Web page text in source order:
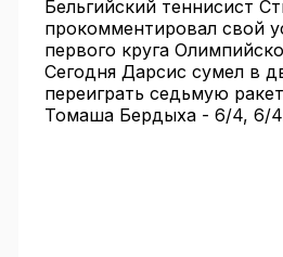
Бельгийский теннисист
прокомментировал свой
первого круга
Сегодня Дарсис сумел в
переиграть седьмую
Томаша Бердыха - 6/4, 6/